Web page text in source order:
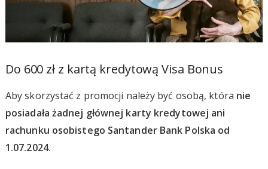
Do 600 zł z kartą kredytową Visa Bonus
Aby skorzystać z promocji należy być osobą, która nie
posiadała żadnej głównej karty kredytowej ani
rachunku osobistego Santander Bank Polska od
1.07.2024.